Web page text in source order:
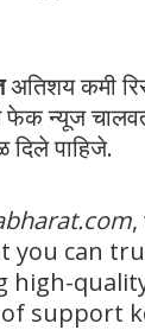
अतिशय कमी
फेक न्यूज
दिले पाहिजे.
you can
high-
support